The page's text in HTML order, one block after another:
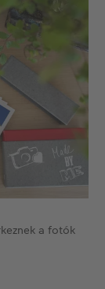
a fotók